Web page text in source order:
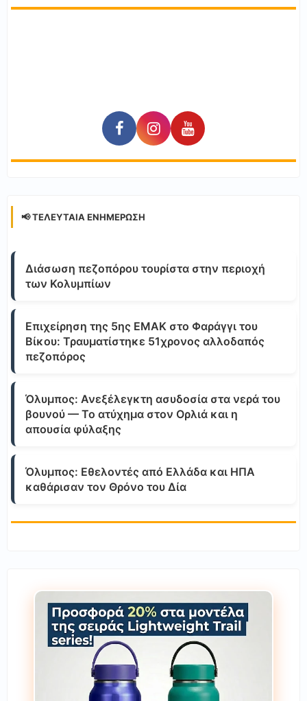
📢 ΤΕΛΕΥΤΑΊΑ ΕΝΗΜΈΡΩΣΗ
Διάσωση πεζοπόρου τουρίστα στην περιοχή
των Κολυμπίων
Επιχείρηση της 5ης ΕΜΑΚ στο Φαράγγι του
Βίκου: Τραυματίστηκε 51χρονος αλλοδαπός
πεζοπόρος
Όλυμπος: Ανεξέλεγκτη ασυδοσία στα νερά του
βουνού — Το ατύχημα στον Ορλιά και η
απουσία φύλαξης
Όλυμπος: Εθελοντές από Ελλάδα και ΗΠΑ
καθάρισαν τον Θρόνο του Δία